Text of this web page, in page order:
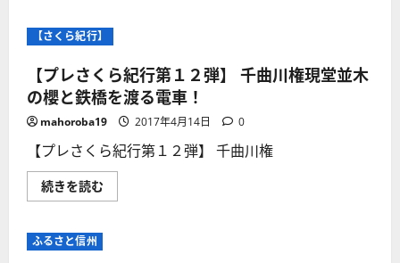
き
す
ぶ
の
み！
に
つ
い
て
さ
ら
む
牛
大
で
有
名
神
に
つ
い
さ
行】
千
川
村
山
橋
～
小
布
施
橋
川
【さくら紀行】
【プレさくら紀行第１２弾】 千曲川権現堂並木
の櫻と鉄橋を渡る電車！
mahoroba19 2017年4月14日 0
【プレさくら紀行第１２弾】 千曲川権
続きを読む
レ
ふるさと信州